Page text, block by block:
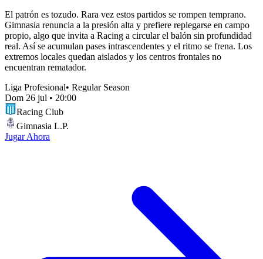
El patrón es tozudo. Rara vez estos partidos se rompen temprano.
Gimnasia renuncia a la presión alta y prefiere replegarse en campo
propio, algo que invita a Racing a circular el balón sin profundidad
real. Así se acumulan pases intrascendentes y el ritmo se frena. Los
extremos locales quedan aislados y los centros frontales no
encuentran rematador.
Liga Profesional• Regular Season
Dom 26 jul • 20:00
Racing Club
Gimnasia L.P.
Jugar Ahora